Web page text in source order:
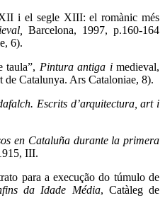
i el segle XIII: el romànic més
Barcelona, 1997, p.160-164
6).
Pintura antiga imedieval,
Catalunya. Ars Cataloniae, 8).
Escrits d’arquitectura, art i
en Cataluña durante la primera
III.
para a execução do túmulo de
da Idade Média, Catàleg de